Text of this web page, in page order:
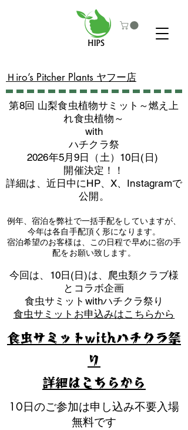
​Ｈiro’s Pitcher Plants ヤフー店
第8回 山梨食虫植物サミット～燃え上
れ食虫植物～
with
​ハチクラ祭
2026年5月9日（土）10日(日)
​開催決定！！
詳細は、近日中にHP、X、Instagramで
公開。
例年、宿泊を弊社で一括手配をしていますが、
今年は各自手配頂く形になります。
​宿泊希望のお客様は、この日程で早めに宿の手
配をお願い致します。
​今回は、10日(日)は、爬虫類クラブ様
とコラボ企画
​食虫サミットwithハチクラ祭り
食虫サミットお申込みはこちらから
10日のご参加は申し込み不要入場
無料です
食虫サミットwithハチクラ祭
り
​詳細はこちらから